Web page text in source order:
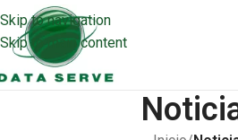
Skip to navigation
Skip to main content